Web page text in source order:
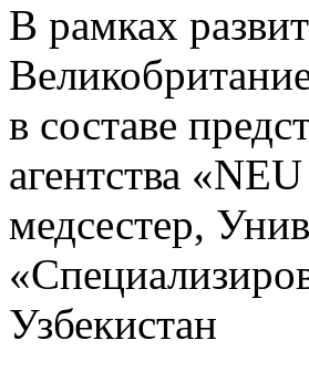
В рамках
в составе
агентства
медсестер,
Узбекистан